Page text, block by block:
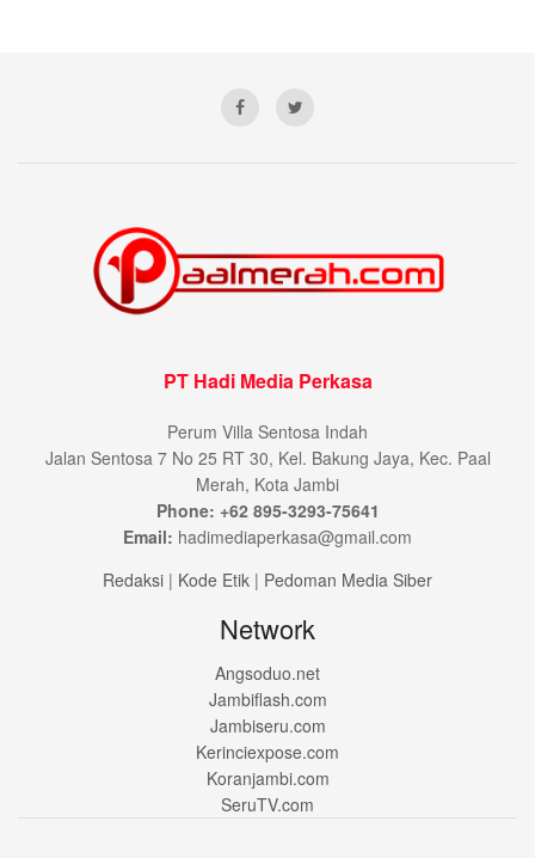
PT Hadi Media Perkasa
Perum Villa Sentosa Indah
Jalan Sentosa 7 No 25 RT 30, Kel. Bakung Jaya, Kec. Paal
Merah, Kota Jambi
Phone: +62 895-3293-75641
Email: hadimediaperkasa@gmail.com
Redaksi | Kode Etik | Pedoman Media Siber
Network
Angsoduo.net
Jambiflash.com
Jambiseru.com
Kerinciexpose.com
Koranjambi.com
SeruTV.com